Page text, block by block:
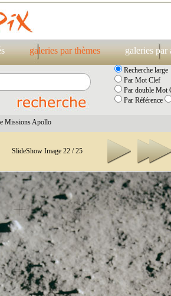
galeries par thèmes galeries par
Recherche large
Par Mot Clef
Par double Mot
Par Référence
Missions Apollo
SlideShow Image 22 / 25